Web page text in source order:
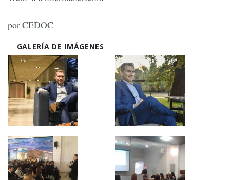
por CEDOC
GALERÍA DE IMÁGENES